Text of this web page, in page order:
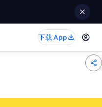
下载 App